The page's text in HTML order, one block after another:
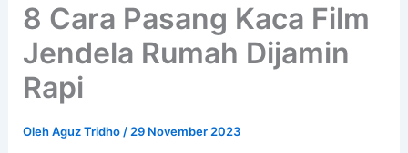
8 Cara Pasang Kaca Film
Jendela Rumah Dijamin
Rapi
OlehAguz Tridho / 29 November 2023